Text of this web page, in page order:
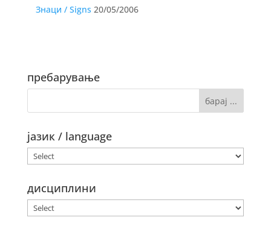
Знаци / Signs 20/05/2006
пребарување
јазик / language
дисциплини